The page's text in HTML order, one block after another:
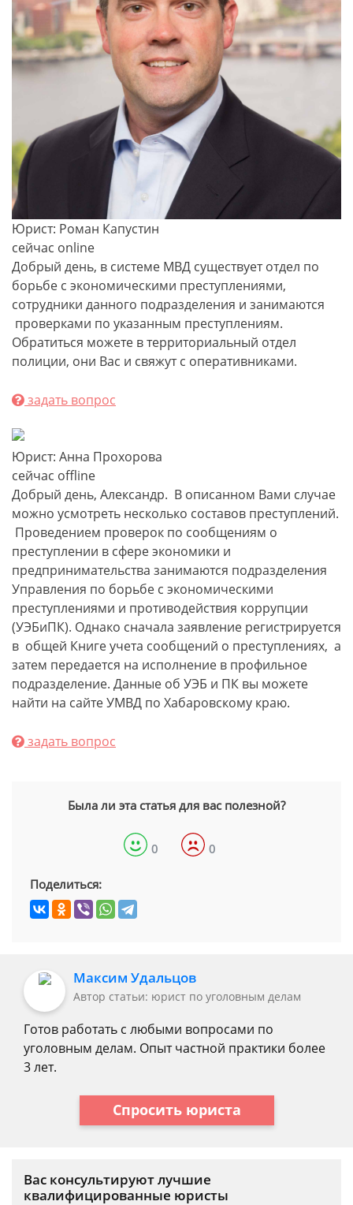
Юрист: Роман Капустин
сейчас online
Добрый день, в системе МВД существует отдел по
борьбе с экономическими преступлениями,
сотрудники данного подразделения и занимаются
проверками по указанным преступлениям.
Обратиться можете в территориальный отдел
полиции, они Вас и свяжут с оперативниками.
задать вопрос
Юрист: Анна Прохорова
сейчас offline
Добрый день, Александр. В описанном Вами случае
можно усмотреть несколько составов преступлений.
Проведением проверок по сообщениям о
преступлении в сфере экономики и
предпринимательства занимаются подразделения
Управления по борьбе с экономическими
преступлениями и противодействия коррупции
(УЭБиПК). Однако сначала заявление регистрируется
в общей Книге учета сообщений о преступлениях, а
затем передается на исполнение в профильное
подразделение. Данные об УЭБ и ПК вы можете
найти на сайте УМВД по Хабаровскому краю.
задать вопрос
Была ли эта статья для вас полезной?
0 0
Поделиться:
Максим Удальцов
Автор статьи: юрист по уголовным делам
Готов работать с любыми вопросами по
уголовным делам. Опыт частной практики более
3 лет.
Спросить юриста
Вас консультируют лучшие
квалифицированные юристы